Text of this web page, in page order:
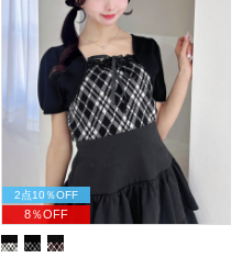
2点10％OFF
8％OFF